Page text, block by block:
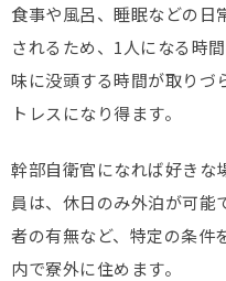
食事や風呂、睡眠などの日
されるため、1人になる時
味に没頭する時間が取りづ
トレスになり得ます。
幹部自衛官になれば好きな
員は、休日のみ外泊が可能
者の有無など、特定の条件
内で寮外に住めます。